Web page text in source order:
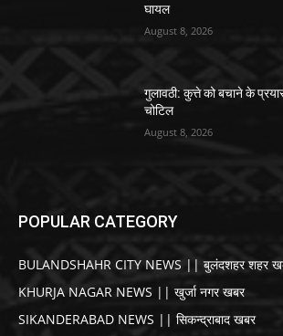
घायल
August 8, 2026
गुलावठी: कुत्ते को बचाने के
चोटिल
August 8, 2026
POPULAR CATEGORY
BULANDSHAHR CITY NEWS || बुलंदशहर शहर
KHURJA NAGAR NEWS || खुर्जा नगर खबर
SIKANDERABAD NEWS || सिकन्द्राबाद खबर